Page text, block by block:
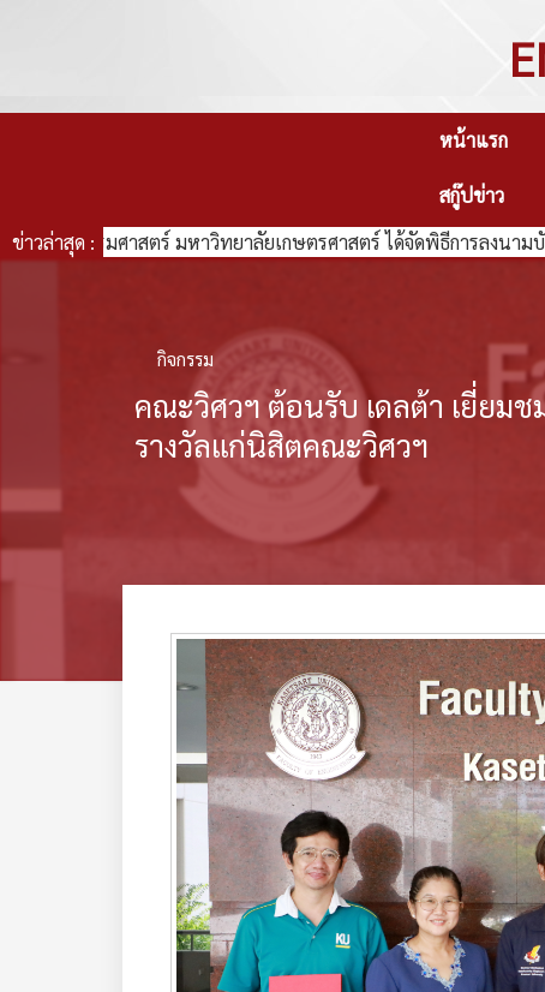
หน้าแรก
สกู๊ปข่าว
ข่าวล่าสุด :
ศวกรรมศาสตร์ มหาวิทยาลัยเกษตรศาสตร์ ได้จัดพิธีการลงนามบันทึก
กิจกรรม
คณะวิศวฯ ต้อนรับ เดลต้า เยี่ยม
รางวัลแก่นิสิตคณะวิศวฯ